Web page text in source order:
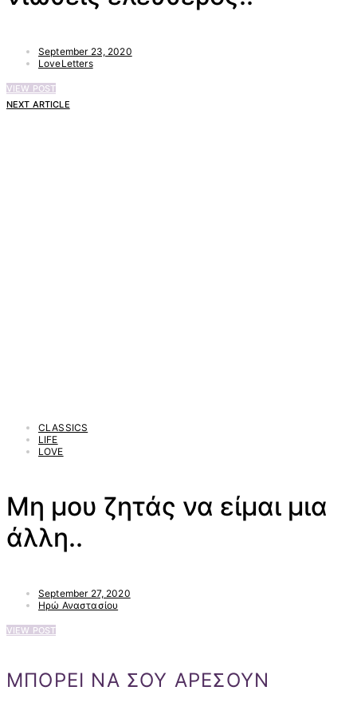
September 23, 2020
LoveLetters
VIEW POST
NEXT ARTICLE
CLASSICS
LIFE
LOVE
Μη μου ζητάς να είμαι μια
άλλη..
September 27, 2020
Ηρώ Αναστασίου
VIEW POST
ΜΠΟΡΕΙ ΝΑ ΣΟΥ ΑΡΕΣΟΥΝ